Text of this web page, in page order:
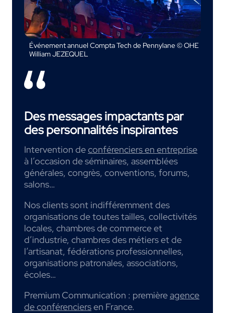
Événement annuel Compta Tech de Pennylane © OHE
William JEZEQUEL
Des messages impactants par
des personnalités inspirantes
Intervention deconférenciers en entreprise
à l’occasion de séminaires, assemblées
générales, congrès, conventions, forums,
salons…
Nos clients sont indifféremment des
organisations de toutes tailles, collectivités
locales, chambres de commerce et
d’industrie, chambres des métiers et de
l’artisanat, fédérations professionnelles,
organisations patronales, associations,
écoles…
Premium Communication : premièreagence
de conférenciersen France.